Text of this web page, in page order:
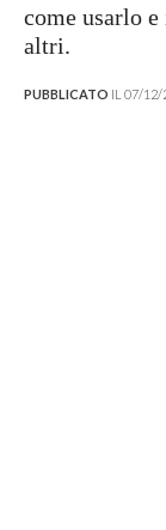
come usarlo
altri.
PUBBLICATO IL 07/12/